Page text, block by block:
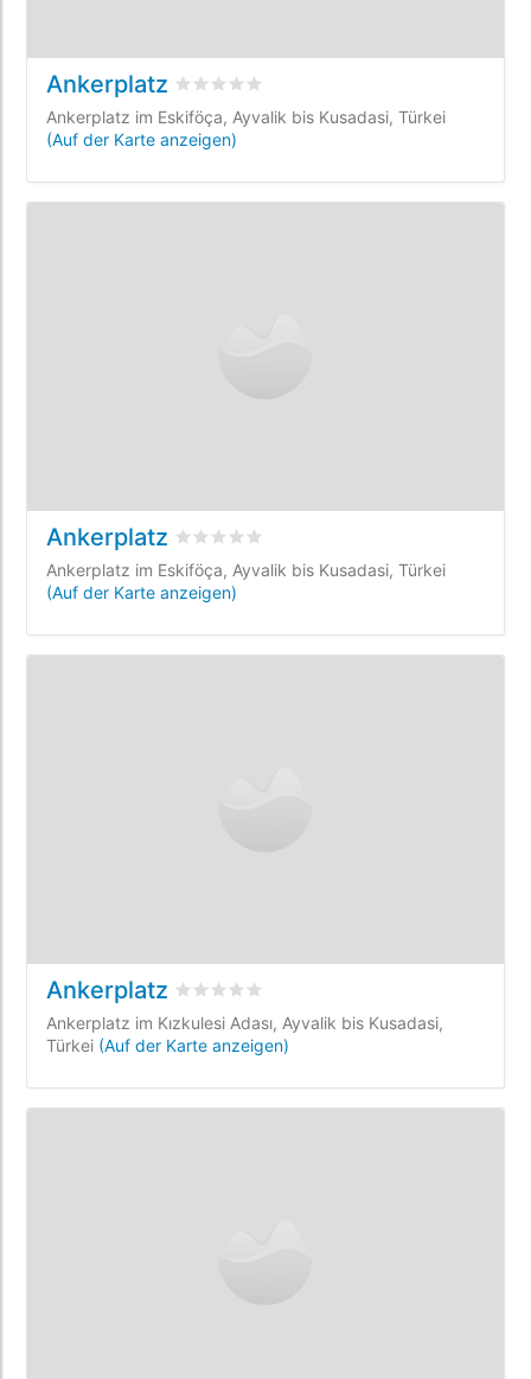
Ankerplatz bewertet0
Ankerplatz im Eskiföça, Ayvalik bis Kusadasi, Türkei
(Auf der Karte anzeigen)
Ankerplatz bewertet0
Ankerplatz im Eskiföça, Ayvalik bis Kusadasi, Türkei
(Auf der Karte anzeigen)
Ankerplatz bewertet0
Ankerplatz im Kızkulesi Adası, Ayvalik bis Kusadasi,
Türkei (Auf der Karte anzeigen)